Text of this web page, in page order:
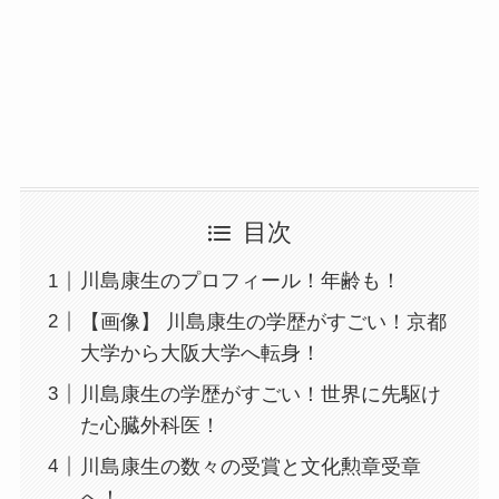
目次
川島康生のプロフィール！年齢も！
【画像】 川島康生の学歴がすごい！京都
大学から大阪大学へ転身！
川島康生の学歴がすごい！世界に先駆け
た心臓外科医！
川島康生の数々の受賞と文化勲章受章